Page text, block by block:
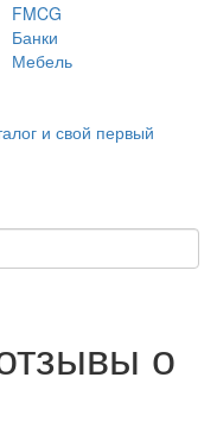
FMCG
Банки
Мебель
и свой первый
о